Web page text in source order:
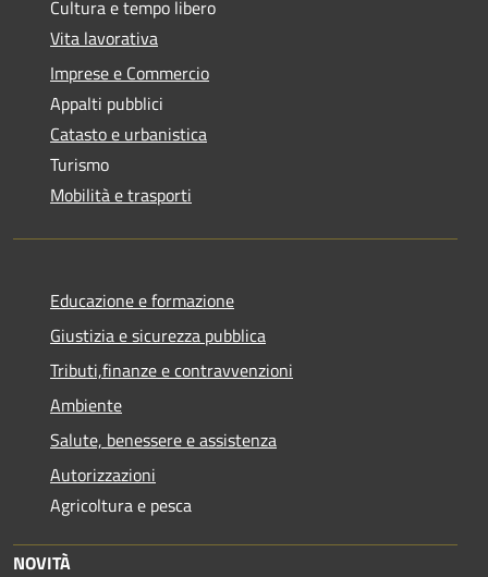
Cultura e tempo libero
Vita lavorativa
Imprese e Commercio
Appalti pubblici
Catasto e urbanistica
Turismo
Mobilità e trasporti
Educazione e formazione
Giustizia e sicurezza pubblica
Tributi,finanze e contravvenzioni
Ambiente
Salute, benessere e assistenza
Autorizzazioni
Agricoltura e pesca
NOVITÀ